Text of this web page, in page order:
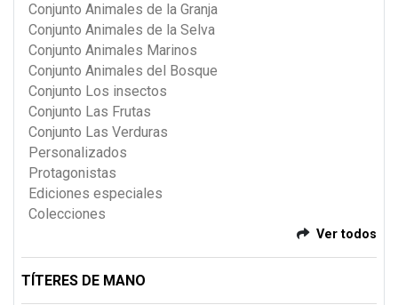
Conjunto Animales de la Granja
Conjunto Animales de la Selva
Conjunto Animales Marinos
Conjunto Animales del Bosque
Conjunto Los insectos
Conjunto Las Frutas
Conjunto Las Verduras
Personalizados
Protagonistas
Ediciones especiales
Colecciones
Ver todos
TÍTERES DE MANO